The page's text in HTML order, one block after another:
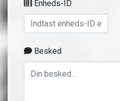
Enheds-ID
Besked